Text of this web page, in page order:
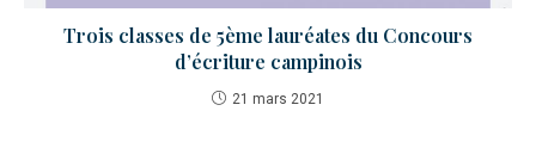
Trois classes de 5ème lauréates du Concours
d’écriture campinois
21 mars 2021